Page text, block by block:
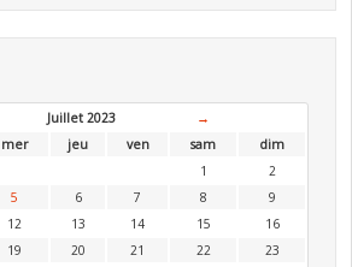
Juillet 2023
→
mer jeu ven sam
dim
1
2
5 6 7 8
9
12 13 14 15
16
19 20 21 22
23